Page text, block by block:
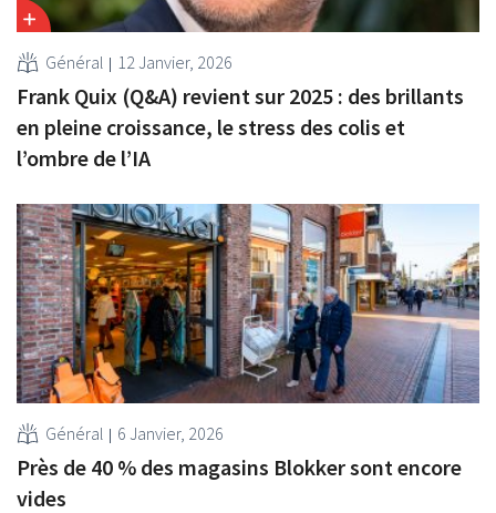
Général 12 Janvier, 2026
Frank Quix (Q&A) revient sur 2025 : des brillants
en pleine croissance, le stress des colis et
l’ombre de l’IA
Général 6 Janvier, 2026
Près de 40 % des magasins Blokker sont encore
vides